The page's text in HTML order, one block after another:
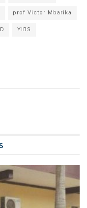
prof Victor Mbarika
YIBS